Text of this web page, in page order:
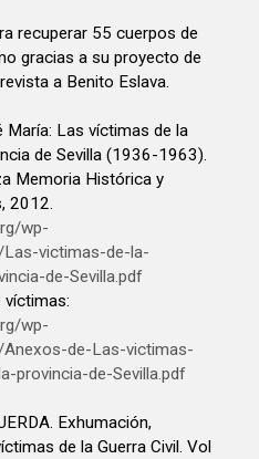
recuperar 55 cuerpos de
gracias a su proyecto de
a Benito Eslava.
María: Las víctimas de la
de Sevilla (1936-1963).
Memoria Histórica y
2012.
wp-
victimas-de-la-
de-Sevilla.pdf
víctimas:
wp-
de-Las-victimas-
provincia-de-Sevilla.pdf
Exhumación,
de la Guerra Civil. Vol